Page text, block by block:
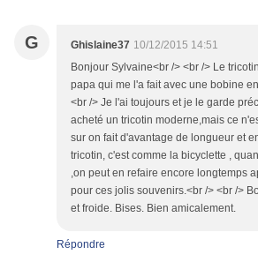
G Ghislaine37 10/12/2015 14:51
Bonjour Sylvaine<br /> <br /> Le
papa qui me l'a fait avec une bobine
<br /> Je l'ai toujours et je le garde
acheté un tricotin moderne,mais ce
sur on fait d'avantage de longueur et
tricotin, c'est comme la bicyclette ,
,on peut en refaire encore longtemps
pour ces jolis souvenirs.<br /> <br />
et froide. Bises. Bien amicalement.
Répondre